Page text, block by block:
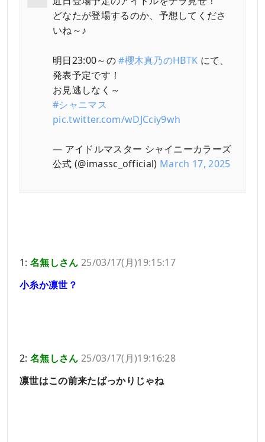
どなたが登場するのか、予想してくださ
いね～♪
明日23:00～の#櫻木真乃のHBTK にて、
発表予定です！
お見逃しなく～
#シャニマス
pic.twitter.com/wDJCciy9wh
— アイドルマスター シャイニーカラーズ
公式 (@imassc_official) March 17, 2025
1: 名無しさん 25/03/17(月)19:15:17
小糸か凛世？
2: 名無しさん 25/03/17(月)19:16:28
凛世はこの前来たばっかりじゃね